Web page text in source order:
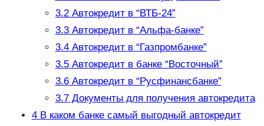
3.2Автокредит в “ВТБ-24”
3.3Автокредит в “Альфа-банке”
3.4Автокредит в “Газпромбанке”
3.5Автокредит в банке “Восточный”
3.6Автокредит в “Русфинансбанке”
3.7Документы для получения автокредита
4В каком банке самый выгодный автокредит